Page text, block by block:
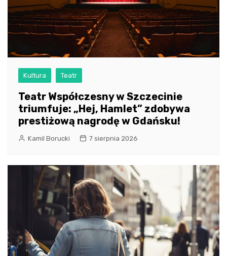
Kultura Teatr
Teatr Współczesny w Szczecinie
triumfuje: „Hej, Hamlet” zdobywa
prestiżową nagrodę w Gdańsku!
Kamil Borucki 7 sierpnia 2026